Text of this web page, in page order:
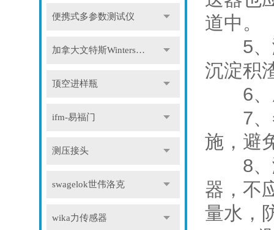
便携式多参数测试仪
加拿大文特斯Winters压力表
顶空进样瓶
ifm-易福门
测压接头
swagelok世伟洛克
wika力传感器
道中。
5、测
沉淀积
6、压
7、冬
施，避
8、测
器，不
量水，